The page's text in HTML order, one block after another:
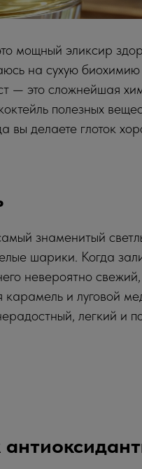
мощный эликсир
на сухую
— это сложнейшая
полезных
вы делаете глоток
знаменитый
шарики. Когда
невероятно
и луговой
легкий и